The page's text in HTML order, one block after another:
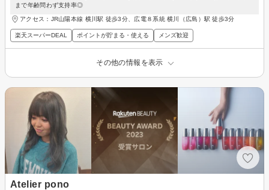
まで年齢問わず支持率◎
アクセス：JR山陽本線 横川駅 徒歩3分、広電８系統 横川（広島）駅 徒歩3分
楽天スーパーDEAL ポイントが貯まる・使える メンズ歓迎
その他の情報を表示
Atelier pono